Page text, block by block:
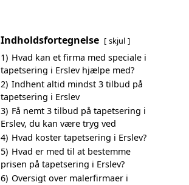
Indholdsfortegnelse skjul
1) Hvad kan et firma med speciale i
tapetsering i Erslev hjælpe med?
2) Indhent altid mindst 3 tilbud på
tapetsering i Erslev
3) Få nemt 3 tilbud på tapetsering i
Erslev, du kan være tryg ved
4) Hvad koster tapetsering i Erslev?
5) Hvad er med til at bestemme
prisen på tapetsering i Erslev?
6) Oversigt over malerfirmaer i